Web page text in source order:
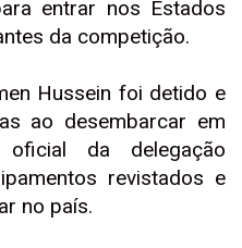
entrar nos Estados
da competição.
Hussein foi detido e
ao desembarcar em
da delegação
revistados e
no país.